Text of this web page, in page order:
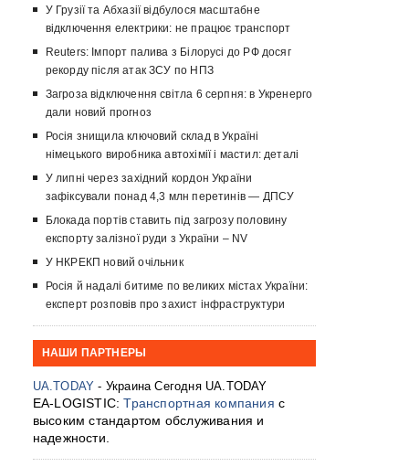
У Грузії та Абхазії відбулося масштабне
відключення електрики: не працює транспорт
Reuters: Імпорт палива з Білорусі до РФ досяг
рекорду після атак ЗСУ по НПЗ
Загроза відключення світла 6 серпня: в Укренерго
дали новий прогноз
Росія знищила ключовий склад в Україні
німецького виробника автохімії і мастил: деталі
У липні через західний кордон України
зафіксували понад 4,3 млн перетинів — ДПСУ
Блокада портів ставить під загрозу половину
експорту залізної руди з України – NV
У НКРЕКП новий очільник
Росія й надалі битиме по великих містах України:
експерт розповів про захист інфраструктури
НАШИ ПАРТНЕРЫ
UA.TODAY - Украина Сегодня UA.TODAY
EA-LOGISTIC:Транспортная компания с
высоким стандартом обслуживания и
надежности.